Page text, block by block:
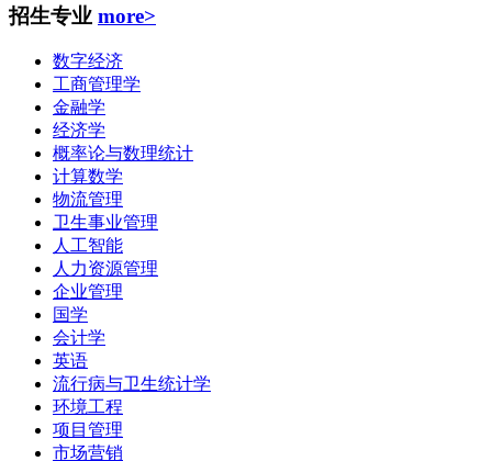
招生专业 more>
数字经济
工商管理学
金融学
经济学
概率论与数理统计
计算数学
物流管理
卫生事业管理
人工智能
人力资源管理
企业管理
国学
会计学
英语
流行病与卫生统计学
环境工程
项目管理
市场营销